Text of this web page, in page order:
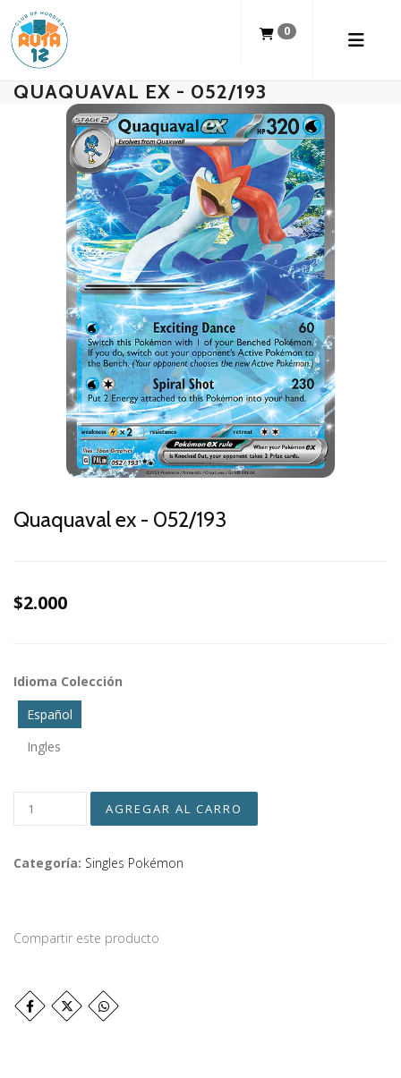
0
QUAQUAVAL EX - 052/193
Quaquaval ex - 052/193
$2.000
Idioma Colección
Español
Ingles
Categoría: Singles Pokémon
Compartir este producto